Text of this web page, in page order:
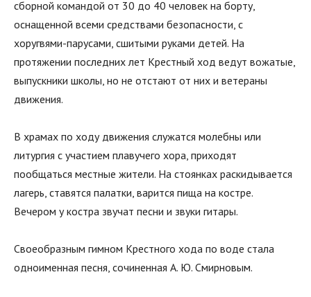
сборной командой от 30 до 40 человек на борту,
оснащенной всеми средствами безопасности, с
хоругвями-парусами, сшитыми руками детей. На
протяжении последних лет Крестный ход ведут вожатые,
выпускники школы, но не отстают от них и ветераны
движения.
В храмах по ходу движения служатся молебны или
литургия с участием плавучего хора, приходят
пообщаться местные жители. На стоянках раскидывается
лагерь, ставятся палатки, варится пища на костре.
Вечером у костра звучат песни и звуки гитары.
Своеобразным гимном Крестного хода по воде стала
одноименная песня, сочиненная А. Ю. Смирновым.